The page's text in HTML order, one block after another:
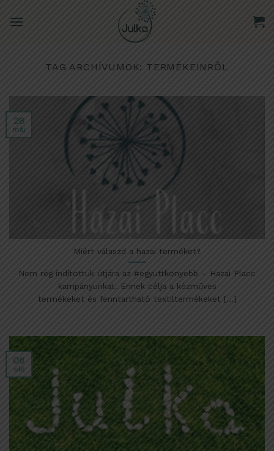
TAG ARCHÍVUMOK: TERMÉKEINRŐL
Miért válaszd a hazai terméket?
Nem rég indítottuk útjára az #együttkönyebb – Hazai Placc
kampányunkat. Ennek célja a kézműves
termékeket és fenntartható textiltermékeket [...]
28
máj
06
okt